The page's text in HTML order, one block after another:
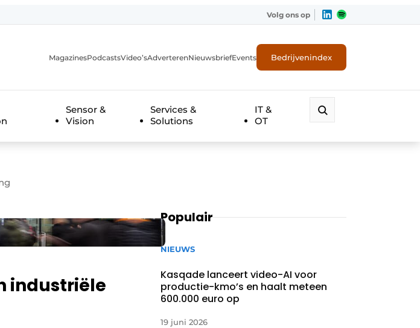
Volg ons op
MagazinesPodcastsVideo’sAdverterenNieuwsbriefEvents Bedrijvenindex
Sensor &
Vision
Services &
Solutions
IT &
OT
industriële
Populair
NIEUWS
Kasqade lanceert video-AI voor
productie-kmo’s en haalt meteen
600.000 euro op
19 juni 2026